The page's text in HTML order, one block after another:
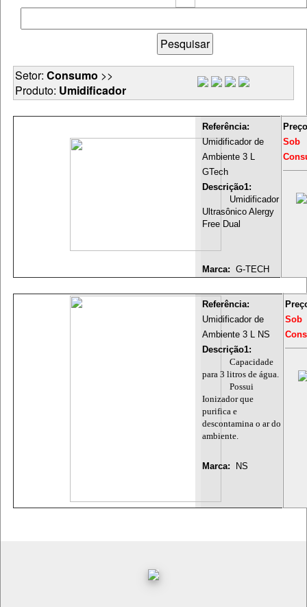
Setor: Consumo >>
Produto: Umidificador
Referência:
Umidificador de
Ambiente 3 L
GTech
Descrição1:
Umidificador
Ultrasônico Alergy
Free Dual
Marca: G-TECH
Sob
Referência:
Umidificador de
Ambiente 3 L NS
Descrição1:
Capacidade
para 3 litros de água.
Possui
Ionizador que
purifica e
descontamina o ar do
ambiente.
Marca: NS
Sob